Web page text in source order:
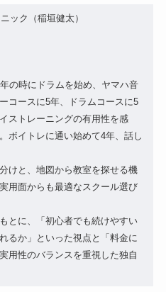
ック（稲垣健太）
の時にドラムを始め、ヤマハ音
コースに5年、ドラムコースに5
ストレーニングの有用性を感
ボイトレに通い始めて4年、話し
けと、地図から教室を探せる機
用面からも最適なスクール選び
とに、「初心者でも続けやすい
るか」といった視点と「料金に
用性のバランスを重視した独自